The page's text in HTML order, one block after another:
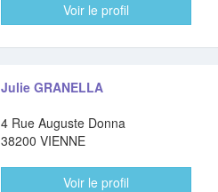
Voir le profil
Julie GRANELLA
4 Rue Auguste Donna
38200 VIENNE
Voir le profil